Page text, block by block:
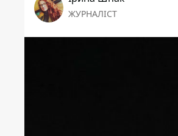
ЖУРНАЛІСТ